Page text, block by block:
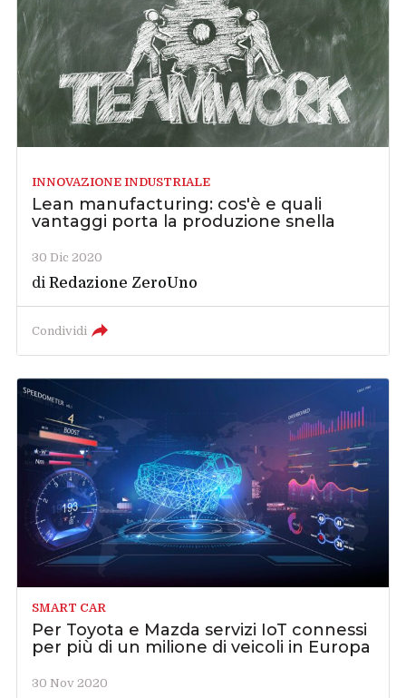
INNOVAZIONE INDUSTRIALE
Lean manufacturing: cos'è e quali
vantaggi porta la produzione snella
30 Dic 2020
diRedazione ZeroUno
Condividi
SMART CAR
Per Toyota e Mazda servizi IoT connessi
per più di un milione di veicoli in Europa
30 Nov 2020